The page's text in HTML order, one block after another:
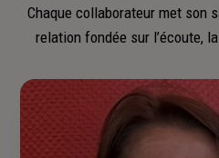
Chaque collaborateur met son
relation fondée sur l’écoute,